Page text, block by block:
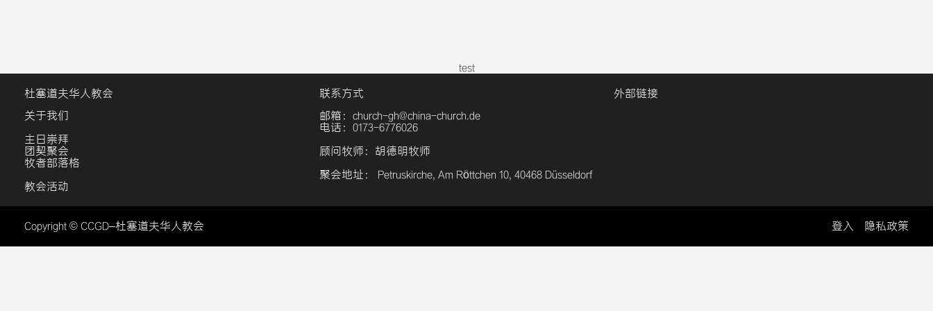
test
杜塞道夫华人教会
关于我们
主日崇拜
团契聚会
牧者部落格
教会活动
联系方式
邮箱：church-gh@china-church.de
电话：0173-6776026
顾问牧师：胡德明牧师
聚会地址： Petruskirche, Am Röttchen 10, 40468 Düsseldorf
外部链接
Copyright © CCGD–杜塞道夫华人教会 登入 隐私政策